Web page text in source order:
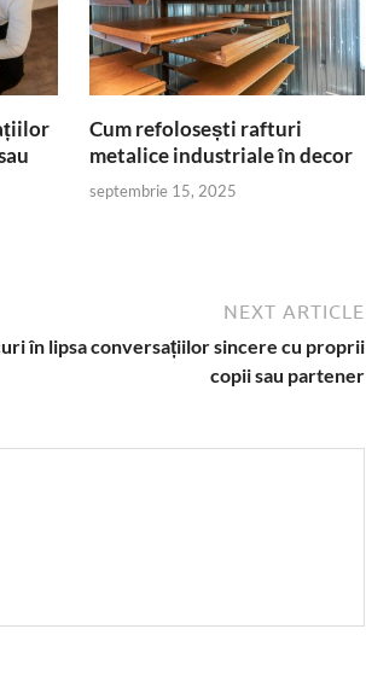
Cum refolosești rafturi
metalice industriale în decor
septembrie 15, 2025
NEXT ARTICLE
în lipsa conversațiilor sincere cu proprii
copii sau partener